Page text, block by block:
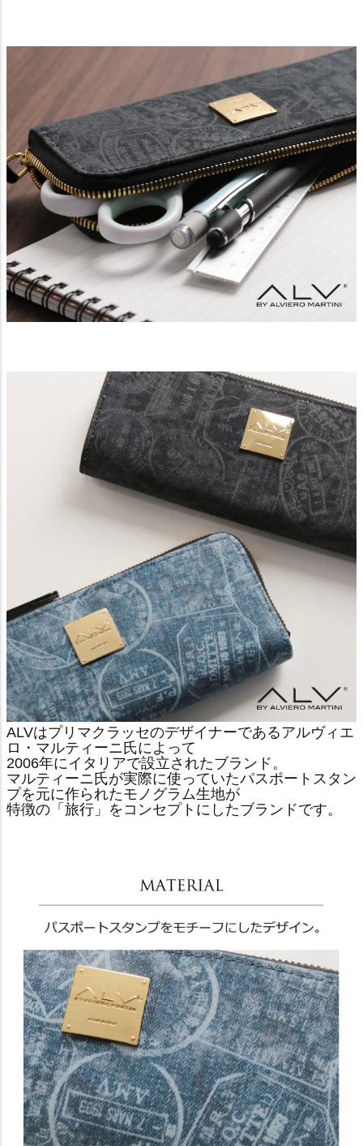
ALVはプリマクラッセのデザイナーであるアルヴィエ
ロ・マルティーニ氏によって
2006年にイタリアで設立されたブランド。
マルティーニ氏が実際に使っていたパスポートスタン
プを元に作られたモノグラム生地が
特徴の「旅行」をコンセプトにしたブランドです。